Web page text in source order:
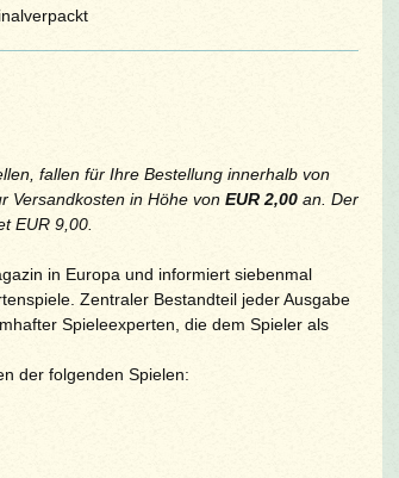
fallen für Ihre Bestellung innerhalb von
Versandkosten in Höhe von EUR 2,00an. Der
EUR 9,00.
in Europa und informiert siebenmal
Zentraler Bestandteil jeder Ausgabe
Spieleexperten, die dem Spieler als
der folgenden Spielen: